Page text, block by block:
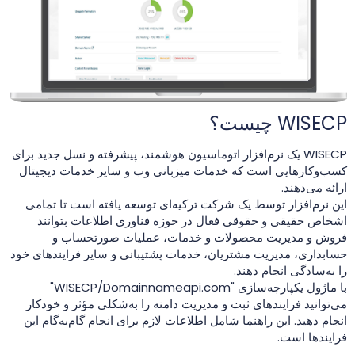
WISECP چیست؟
WISECP یک نرم‌افزار اتوماسیون هوشمند، پیشرفته و نسل جدید برای
کسب‌وکارهایی است که خدمات میزبانی وب و سایر خدمات دیجیتال
ارائه می‌دهند.
این نرم‌افزار توسط یک شرکت ترکیه‌ای توسعه یافته است تا تمامی
اشخاص حقیقی و حقوقی فعال در حوزه فناوری اطلاعات بتوانند
فروش و مدیریت محصولات و خدمات، عملیات صورتحساب و
حسابداری، مدیریت مشتریان، خدمات پشتیبانی و سایر فرایندهای خود
را به‌سادگی انجام دهند.
با ماژول یکپارچه‌سازی "WISECP/Domainnameapi.com"
می‌توانید فرایندهای ثبت و مدیریت دامنه را به‌شکلی مؤثر و خودکار
انجام دهید. این راهنما شامل اطلاعات لازم برای انجام گام‌به‌گام این
فرایندها است.